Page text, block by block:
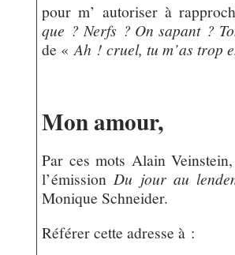
pour m’ autoriser à
que ? Nerfs ? On sapant ?
de «Ah ! cruel, tu m’as trop
Mon amour,
Par ces mots Alain
l’émissionDu jour au
Monique Schneider.
Référer cette adresse à :